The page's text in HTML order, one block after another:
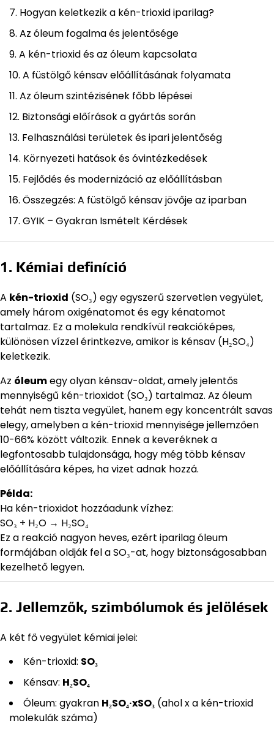
Hogyan keletkezik a kén-trioxid iparilag?
Az óleum fogalma és jelentősége
A kén-trioxid és az óleum kapcsolata
A füstölgő kénsav előállításának folyamata
Az óleum szintézisének főbb lépései
Biztonsági előírások a gyártás során
Felhasználási területek és ipari jelentőség
Környezeti hatások és óvintézkedések
Fejlődés és modernizáció az előállításban
Összegzés: A füstölgő kénsav jövője az iparban
GYIK – Gyakran Ismételt Kérdések
1. Kémiai definíció
A kén-trioxid (SO₃) egy egyszerű szervetlen vegyület,
amely három oxigénatomot és egy kénatomot
tartalmaz. Ez a molekula rendkívül reakcióképes,
különösen vízzel érintkezve, amikor is kénsav (H₂SO₄)
keletkezik.
Az óleumegy olyan kénsav-oldat, amely jelentős
mennyiségű kén-trioxidot (SO₃) tartalmaz. Az óleum
tehát nem tiszta vegyület, hanem egy koncentrált savas
elegy, amelyben a kén-trioxid mennyisége jellemzően
10-66% között változik. Ennek a keveréknek a
legfontosabb tulajdonsága, hogy még több kénsav
előállítására képes, ha vizet adnak hozzá.
Példa:
Ha kén-trioxidot hozzáadunk vízhez:
SO₃ + H₂O → H₂SO₄
Ez a reakció nagyon heves, ezért iparilag óleum
formájában oldják fel a SO₃-at, hogy biztonságosabban
kezelhető legyen.
2. Jellemzők, szimbólumok és jelölések
A két fő vegyület kémiai jelei:
Kén-trioxid: SO₃
Kénsav: H₂SO₄
Óleum: gyakran H₂SO₄·xSO₃ (ahol x a kén-trioxid
molekulák száma)